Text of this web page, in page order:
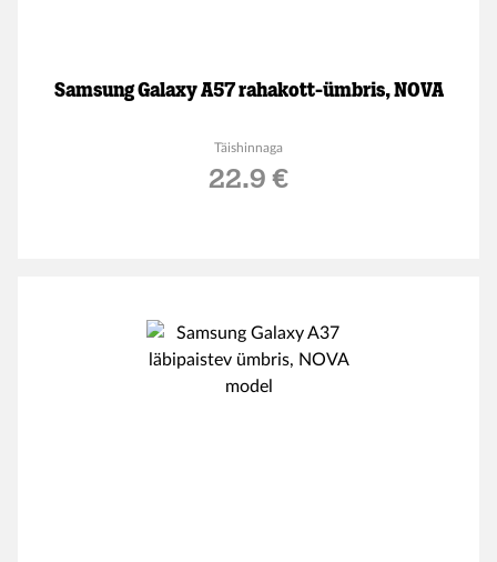
Samsung Galaxy A57 rahakott-ümbris, NOVA
Täishinnaga
22.9 €